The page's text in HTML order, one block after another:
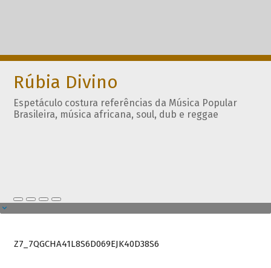
Rúbia Divino
Espetáculo costura referências da Música Popular
Brasileira, música africana, soul, dub e reggae
Z7_7QGCHA41L8S6D069EJK40D38S6